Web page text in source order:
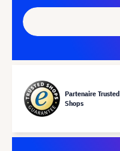
Partenaire Trusted
Shops